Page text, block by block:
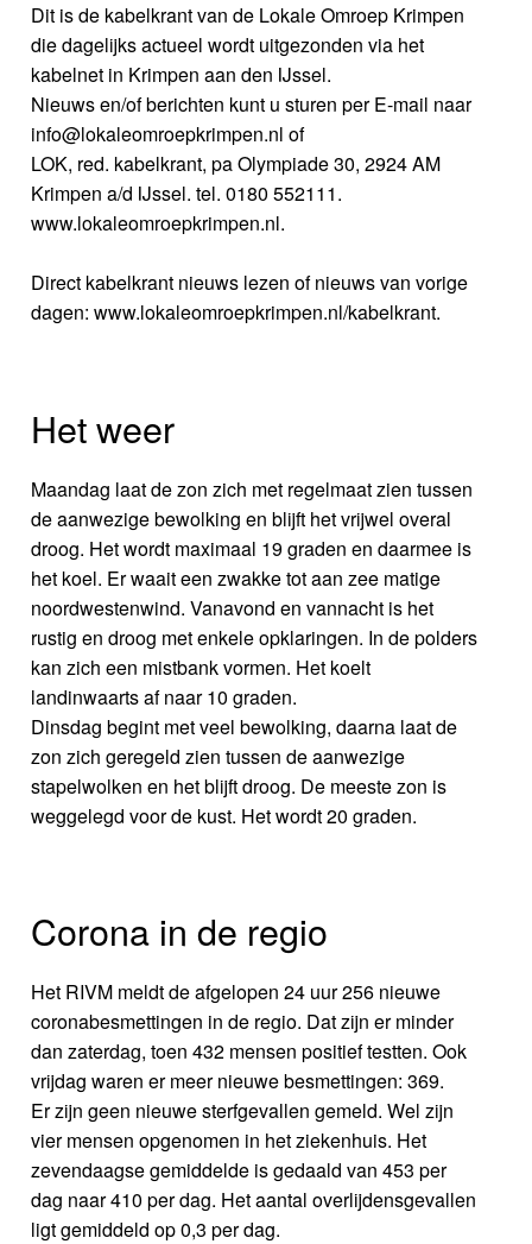
Dit is de kabelkrant van de Lokale Omroep Krimpen
die dagelijks actueel wordt uitgezonden via het
kabelnet in Krimpen aan den IJssel.
Nieuws en/of berichten kunt u sturen per E-mail naar
info@lokaleomroepkrimpen.nl of
LOK, red. kabelkrant, pa Olympiade 30, 2924 AM
Krimpen a/d IJssel. tel. 0180 552111.
www.lokaleomroepkrimpen.nl.
Direct kabelkrant nieuws lezen of nieuws van vorige
dagen: www.lokaleomroepkrimpen.nl/kabelkrant.
Het weer
Maandag laat de zon zich met regelmaat zien tussen
de aanwezige bewolking en blijft het vrijwel overal
droog. Het wordt maximaal 19 graden en daarmee is
het koel. Er waait een zwakke tot aan zee matige
noordwestenwind. Vanavond en vannacht is het
rustig en droog met enkele opklaringen. In de polders
kan zich een mistbank vormen. Het koelt
landinwaarts af naar 10 graden.
Dinsdag begint met veel bewolking, daarna laat de
zon zich geregeld zien tussen de aanwezige
stapelwolken en het blijft droog. De meeste zon is
weggelegd voor de kust. Het wordt 20 graden.
Corona in de regio
Het RIVM meldt de afgelopen 24 uur 256 nieuwe
coronabesmettingen in de regio. Dat zijn er minder
dan zaterdag, toen 432 mensen positief testten. Ook
vrijdag waren er meer nieuwe besmettingen: 369.
Er zijn geen nieuwe sterfgevallen gemeld. Wel zijn
vier mensen opgenomen in het ziekenhuis. Het
zevendaagse gemiddelde is gedaald van 453 per
dag naar 410 per dag. Het aantal overlijdensgevallen
ligt gemiddeld op 0,3 per dag.